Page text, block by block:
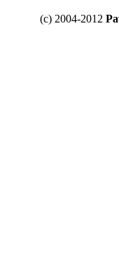
(c) 2004-2012